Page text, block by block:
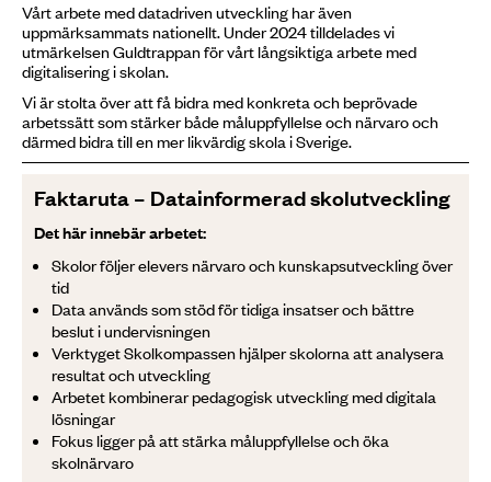
Vårt arbete med datadriven utveckling har även
uppmärksammats nationellt. Under 2024 tilldelades vi
utmärkelsen Guldtrappan för vårt långsiktiga arbete med
digitalisering i skolan.
Vi är stolta över att få bidra med konkreta och beprövade
arbetssätt som stärker både måluppfyllelse och närvaro och
därmed bidra till en mer likvärdig skola i Sverige.
Faktaruta – Datainformerad skolutveckling
Det här innebär arbetet:
Skolor följer elevers närvaro och kunskapsutveckling över
tid
Data används som stöd för tidiga insatser och bättre
beslut i undervisningen
Verktyget Skolkompassen hjälper skolorna att analysera
resultat och utveckling
Arbetet kombinerar pedagogisk utveckling med digitala
lösningar
Fokus ligger på att stärka måluppfyllelse och öka
skolnärvaro